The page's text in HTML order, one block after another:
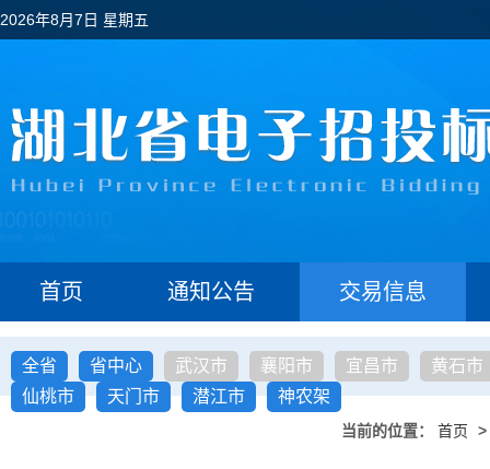
2026年8月7日 星期五
首页 通知公告 交易信息
全省 省中心 武汉市 襄阳市 宜昌市
黄石市
仙桃市
天门市 潜江市 神农架
当前的位置： 首页 >